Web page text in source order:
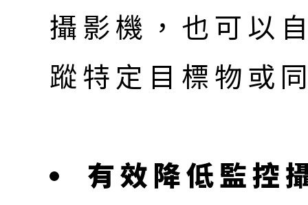
攝影機，也可以
蹤特定目標物或
有效降低監控